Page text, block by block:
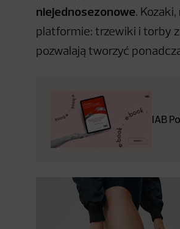
niejednosezonowe.
platformie: trzewiki i torby
pozwalają tworzyć
IAB